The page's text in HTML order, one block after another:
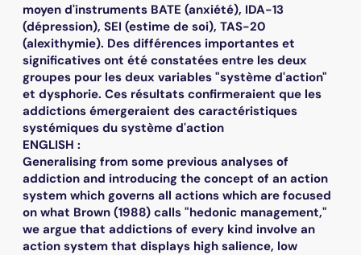
moyen d'instruments BATE (anxiété), IDA-13
(dépression), SEI (estime de soi), TAS-20
(alexithymie). Des différences importantes et
significatives ont été constatées entre les deux
groupes pour les deux variables "système d'action"
et dysphorie. Ces résultats confirmeraient que les
addictions émergeraient des caractéristiques
systémiques du système d'action
ENGLISH :
Generalising from some previous analyses of
addiction and introducing the concept of an action
system which governs all actions which are focused
on what Brown (1988) calls "hedonic management,"
we argue that addictions of every kind involve an
action system that displays high salience, low